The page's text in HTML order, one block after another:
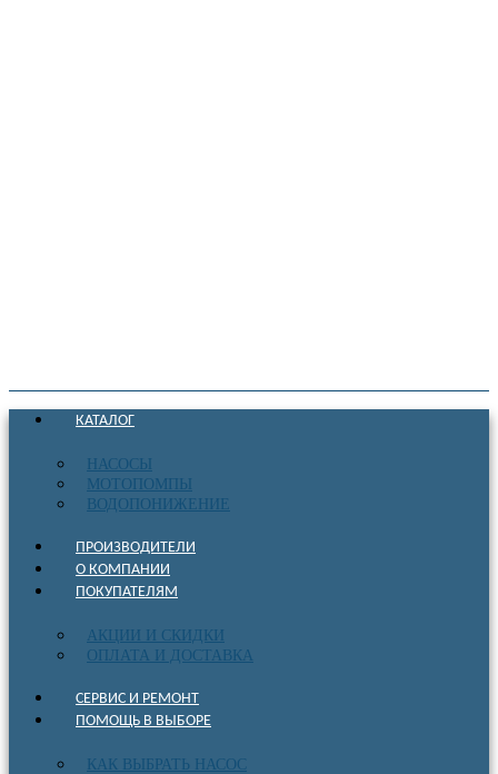
КАТАЛОГ
НАСОСЫ
МОТОПОМПЫ
ВОДОПОНИЖЕНИЕ
ПРОИЗВОДИТЕЛИ
О КОМПАНИИ
ПОКУПАТЕЛЯМ
АКЦИИ И СКИДКИ
ОПЛАТА И ДОСТАВКА
СЕРВИС И РЕМОНТ
ПОМОЩЬ В ВЫБОРЕ
КАК ВЫБРАТЬ НАСОС